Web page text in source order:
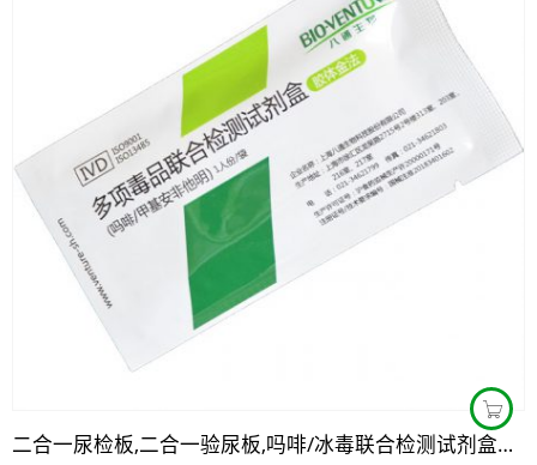
二合一尿检板,二合一验尿板,吗啡/冰毒联合检测试剂盒购买